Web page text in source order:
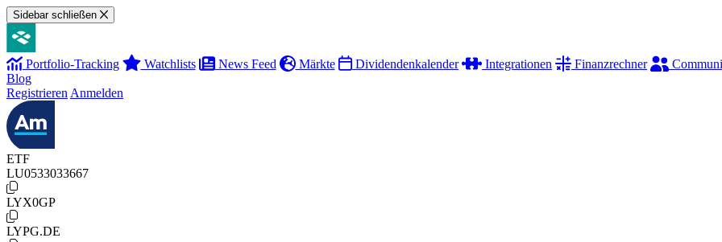
Sidebar schließen
Portfolio-Tracking Watchlists News Feed Märkte Dividendenkalender Integrationen Finanzrechner
Blog
Registrieren Anmelden
ETF
LU0533033667
LYX0GP
LYPG.DE